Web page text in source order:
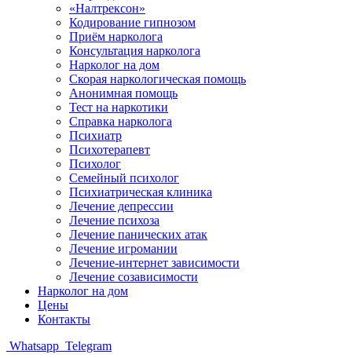
«Налтрексон»
Кодирование гипнозом
Приём нарколога
Консультация нарколога
Нарколог на дом
Скорая наркологическая помощь
Анонимная помощь
Тест на наркотики
Справка нарколога
Психиатр
Психотерапевт
Психолог
Семейный психолог
Психиатрическая клиника
Лечение депрессии
Лечение психоза
Лечение панических атак
Лечение игромании
Лечение-интернет зависимости
Лечение созависимости
Нарколог на дом
Цены
Контакты
Whatsapp Telegram